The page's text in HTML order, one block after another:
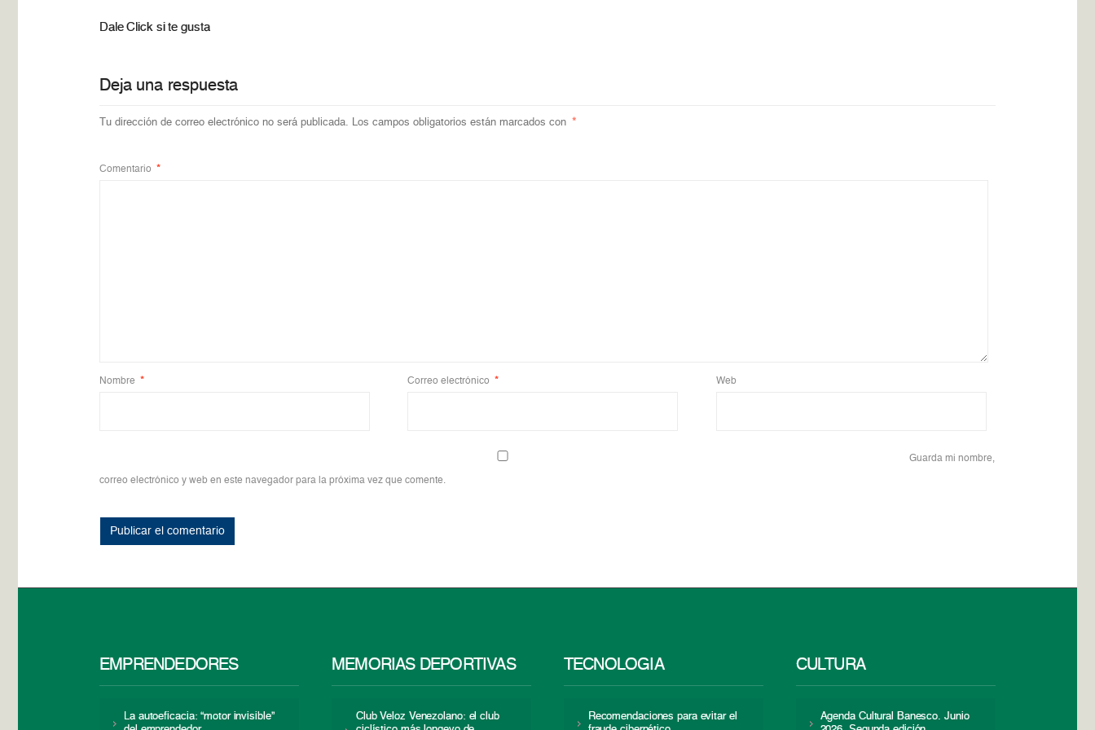
Dale Click si te gusta
Deja una respuesta
Tu dirección de correo electrónico no será publicada. Los campos obligatorios están marcados con *
Comentario *
Nombre * Correo electrónico * Web
Guarda mi nombre,
correo electrónico y web en este navegador para la próxima vez que comente.
EMPRENDEDORES
La autoeficacia: “motor invisible”
MEMORIAS DEPORTIVAS
Club Veloz Venezolano: el club
TECNOLOGÍA
Recomendaciones para evitar el
CULTURA
Agenda Cultural Banesco. Junio